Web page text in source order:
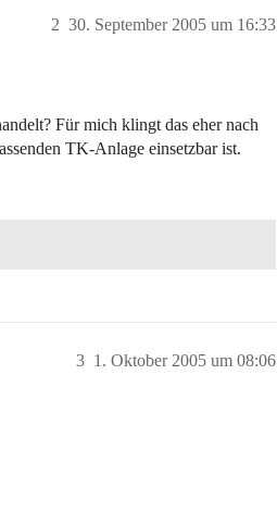
30. September 2005 um 16:33
2
Für mich klingt das eher nach
TK-Anlage einsetzbar ist.
1. Oktober 2005 um 08:06
3